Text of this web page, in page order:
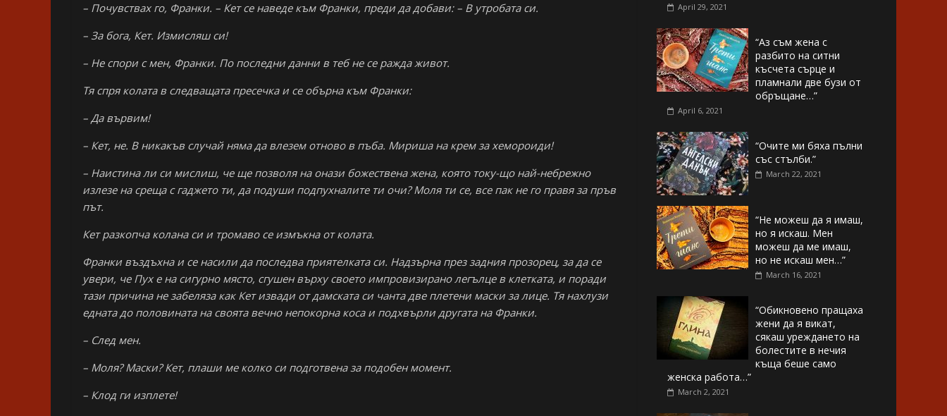
– Почувствах го, Франки. – Кет се наведе към Франки, преди да добави: – В утробата си.
– За бога, Кет. Измисляш си!
– Не спори с мен, Франки. По последни данни в теб не се ражда живот.
Тя спря колата в следващата пресечка и се обърна към Франки:
– Да вървим!
– Кет, не. В никакъв случай няма да влезем отново в пъба. Мириша на крем за хемороиди!
– Наистина ли си мислиш, че ще позволя на онази божествена жена, която току-що най-небрежно
излезе на среща с гаджето ти, да подуши подпухналите ти очи? Моля ти се, все пак не го правя за пръв
път.
Кет разкопча колана си и тромаво се измъкна от колата.
Франки въздъхна и се насили да последва приятелката си. Надзърна през задния прозорец, за да се
увери, че Пух е на сигурно място, сгушен върху своето импровизирано легълце в клетката, и поради
тази причина не забеляза как Кет извади от дамската си чанта две плетени маски за лице. Тя нахлузи
едната до половината на своята вечно непокорна коса и подхвърли другата на Франки.
– След мен.
– Моля? Маски? Кет, плаши ме колко си подготвена за подобен момент.
– Клод ги изплете!
April 29, 2021
“Аз съм жена с
разбито на ситни
късчета сърце и
пламнали две бузи от
обръщане…”
April 6, 2021
“Очите ми бяха пълни
със стълби.”
March 22, 2021
“Не можеш да я имаш,
но я искаш. Мен
можеш да ме имаш,
но не искаш мен…”
March 16, 2021
“Обикновено пращаха
жени да я викат,
сякаш уреждането на
болестите в нечия
къща беше само
женска работа…”
March 2, 2021